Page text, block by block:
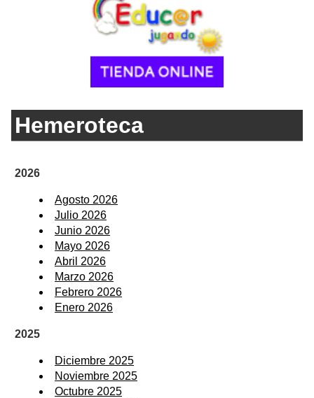
Hemeroteca
2026
Agosto 2026
Julio 2026
Junio 2026
Mayo 2026
Abril 2026
Marzo 2026
Febrero 2026
Enero 2026
2025
Diciembre 2025
Noviembre 2025
Octubre 2025